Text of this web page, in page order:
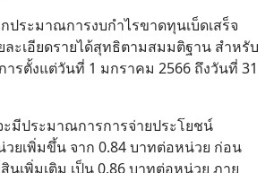
ระมาณการงบกำไรขาดทุนเบ็ดเสร็จ
ละเอียดรายได้สุทธิตามสมมติฐาน สำหรับ
ารตั้งแต่วันที่ 1 มกราคม 2566 ถึงวันที่ 31
จะมีประมาณการการจ่ายประโยชน์
ยเพิ่มขึ้น จาก 0.84 บาทต่อหน่วย ก่อน
นเพิ่มเติม เป็น 0.86 บาทต่อหน่วย ภาย